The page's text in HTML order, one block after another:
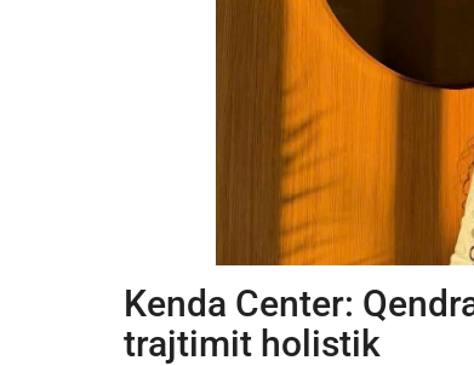
Kenda Center:
trajtimit holistik